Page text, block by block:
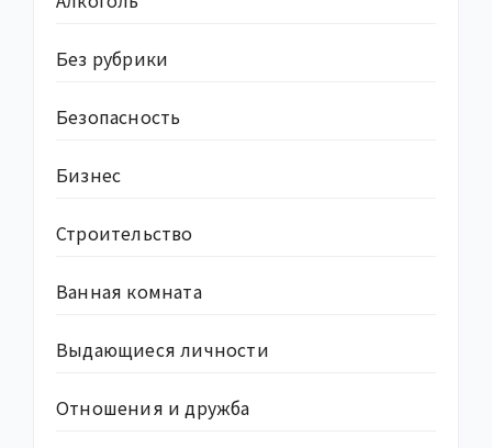
Без рубрики
Безопасность
Бизнес
Строительство
Ванная комната
Выдающиеся личности
Отношения и дружба